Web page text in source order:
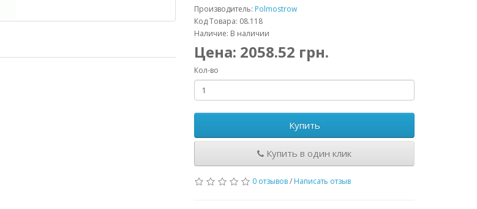
Производитель: Polmostrow
Код Товара: 08.118
Наличие: В наличии
Цена: 2058.52 грн.
Кол-во
Купить
Купить в один клик
0 отзывов/ Написать отзыв